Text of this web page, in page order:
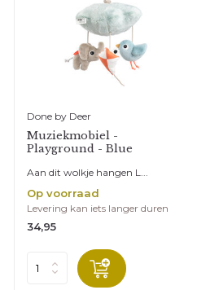
Done by Deer
Muziekmobiel -
Playground - Blue
Aan dit wolkje hangen L...
Op voorraad
Levering kan iets langer duren
34,95